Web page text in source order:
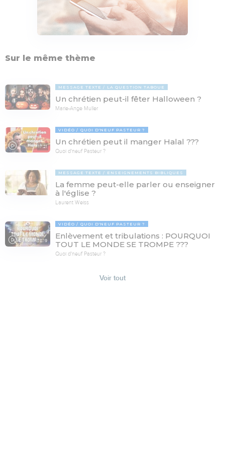
Sur le même thème
MESSAGE TEXTE LA QUESTION TABOUE
Un chrétien peut-il fêter Halloween ?
Marie-Ange Muller
17:21
VIDÉO QUOI D'NEUF PASTEUR ?
Un chrétien peut il manger Halal ???
Quoi d'neuf Pasteur ?
MESSAGE TEXTE ENSEIGNEMENTS BIBLIQUES
La femme peut-elle parler ou enseigner
à l'église ?
Laurent Weiss
78:19
VIDÉO QUOI D'NEUF PASTEUR ?
Enlèvement et tribulations : POURQUOI
TOUT LE MONDE SE TROMPE ???
Quoi d'neuf Pasteur ?
Voir tout